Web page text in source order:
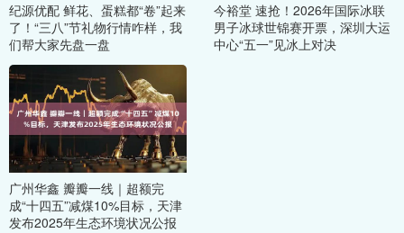
纪源优配 鲜花、蛋糕都“卷”起来
了！“三八”节礼物行情咋样，我
们帮大家先盘一盘
今裕堂 速抢！2026年国际冰联
男子冰球世锦赛开票，深圳大运
中心“五一”见冰上对决
广州华鑫 瓣瓣一线｜超额完
成“十四五”减煤10%目标，天津
发布2025年生态环境状况公报